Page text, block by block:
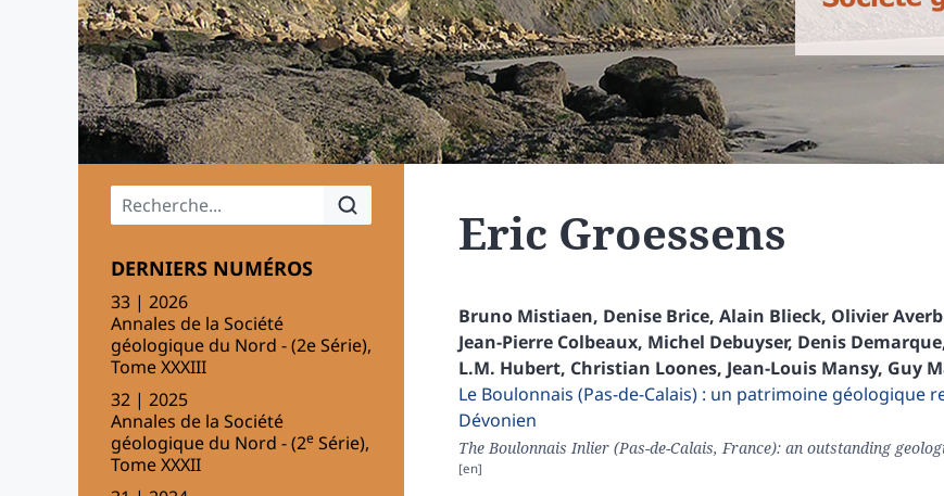
Menu principal
DERNIERS NUMÉROS
33 | 2026
Annales de la Société
géologique du Nord - (2e Série),
Tome XXXIII
32 | 2025
Annales de la Société
géologique du Nord - (2e Série),
Tome XXXII
Eric Groessens
Bruno Mistiaen, Denise Brice, Alain Blieck, Olivier
Jean-Pierre Colbeaux, Michel Debuyser, Denis Demarque
L.M. Hubert, Christian Loones, Jean-Louis Mansy, Guy
Le Boulonnais (Pas-de-Calais) : un patrimoine
Dévonien
The Boulonnais Inlier (Pas-de-Calais, France): an outstanding